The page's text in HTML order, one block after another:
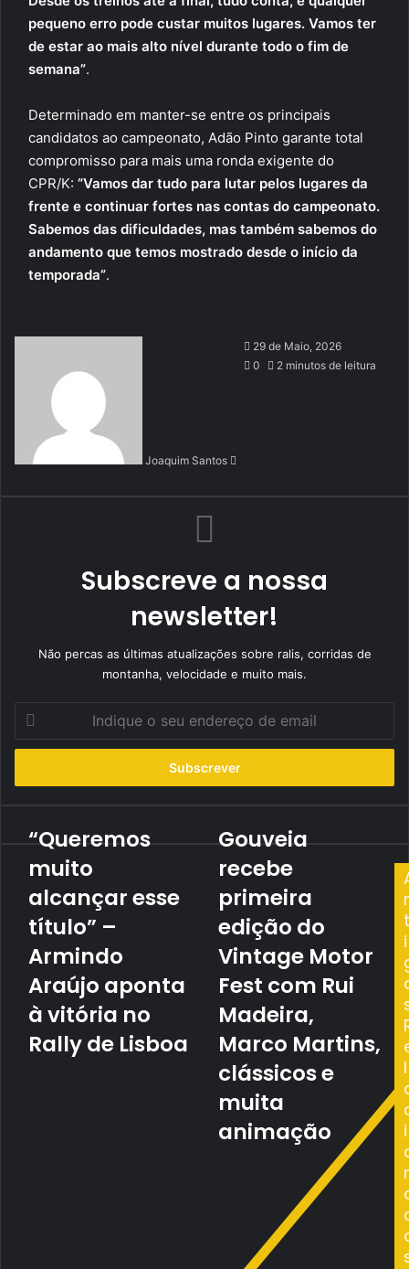
pequeno erro pode custar muitos lugares. Vamos ter
de estar ao mais alto nível durante todo o fim de
semana”.
Determinado em manter-se entre os principais
candidatos ao campeonato, Adão Pinto garante total
compromisso para mais uma ronda exigente do
CPR/K: “Vamos dar tudo para lutar pelos lugares da
frente e continuar fortes nas contas do campeonato.
Sabemos das dificuldades, mas também sabemos do
andamento que temos mostrado desde o início da
temporada”.
Joaquim Santos
Send
an
29 de Maio, 2026
0
2 minutos de leitura
Subscreve a nossa
newsletter!
Não percas as últimas atualizações sobre ralis, corridas de
montanha, velocidade e muito mais.
seu
de
“Queremos
muito
alcançar
esse
título”
–
Armindo
Araújo
aponta
à
vitória
no
“Queremos
muito
alcançar esse
título” –
Armindo
Araújo aponta
à vitória no
Rally de Lisboa
Gouveia
primeira
edição
do
Vintage
Motor
Fest
com
Rui
Madeira,
Marco
Martins,
clássicos
e
animação
Gouveia
recebe
primeira
edição do
Vintage Motor
Fest com Rui
Madeira,
Marco Martins,
clássicos e
muita
animação
r
t
i
l
i